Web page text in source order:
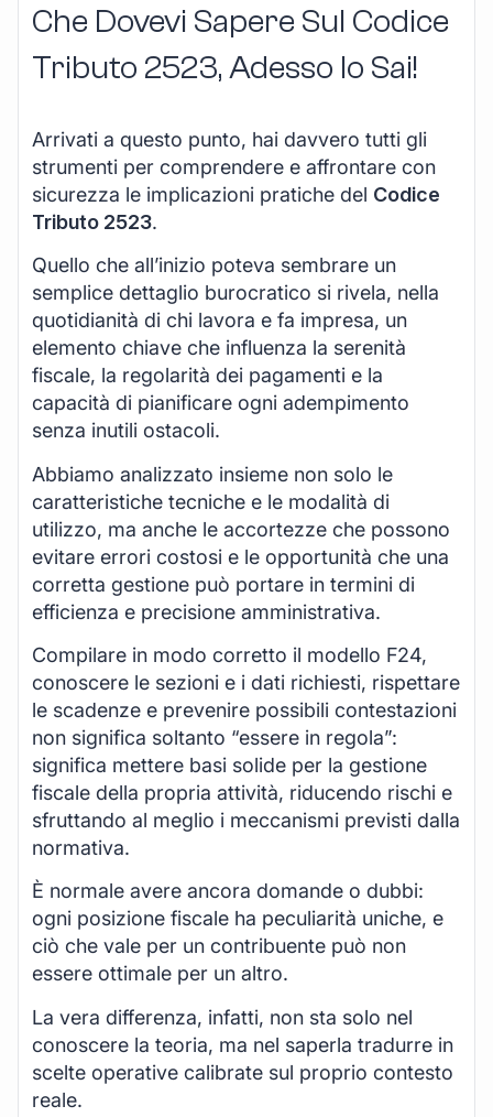
Che Dovevi Sapere Sul Codice
Tributo 2523, Adesso lo Sai!
Arrivati a questo punto, hai davvero tutti gli
strumenti per comprendere e affrontare con
sicurezza le implicazioni pratiche del Codice
Tributo 2523.
Quello che all’inizio poteva sembrare un
semplice dettaglio burocratico si rivela, nella
quotidianità di chi lavora e fa impresa, un
elemento chiave che influenza la serenità
fiscale, la regolarità dei pagamenti e la
capacità di pianificare ogni adempimento
senza inutili ostacoli.
Abbiamo analizzato insieme non solo le
caratteristiche tecniche e le modalità di
utilizzo, ma anche le accortezze che possono
evitare errori costosi e le opportunità che una
corretta gestione può portare in termini di
efficienza e precisione amministrativa.
Compilare in modo corretto il modello F24,
conoscere le sezioni e i dati richiesti, rispettare
le scadenze e prevenire possibili contestazioni
non significa soltanto “essere in regola”:
significa mettere basi solide per la gestione
fiscale della propria attività, riducendo rischi e
sfruttando al meglio i meccanismi previsti dalla
normativa.
È normale avere ancora domande o dubbi:
ogni posizione fiscale ha peculiarità uniche, e
ciò che vale per un contribuente può non
essere ottimale per un altro.
La vera differenza, infatti, non sta solo nel
conoscere la teoria, ma nel saperla tradurre in
scelte operative calibrate sul proprio contesto
reale.